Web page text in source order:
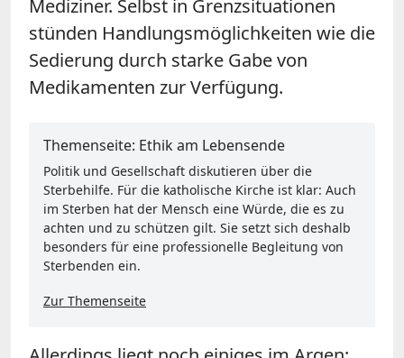
Mediziner. Selbst in Grenzsituationen
stünden Handlungsmöglichkeiten wie die
Sedierung durch starke Gabe von
Medikamenten zur Verfügung.
Themenseite: Ethik am Lebensende
Politik und Gesellschaft diskutieren über die
Sterbehilfe. Für die katholische Kirche ist klar: Auch
im Sterben hat der Mensch eine Würde, die es zu
achten und zu schützen gilt. Sie setzt sich deshalb
besonders für eine professionelle Begleitung von
Sterbenden ein.
Zur Themenseite